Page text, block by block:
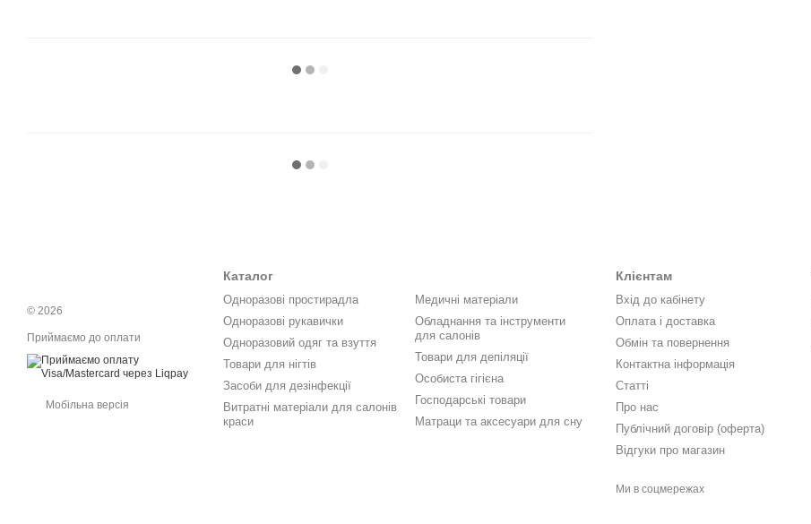
© 2026
Приймаємо до оплати
Мобільна версія
Каталог
Одноразові простирадла
Одноразові рукавички
Одноразовий одяг та взуття
Товари для нігтів
Засоби для дезінфекції
Витратні матеріали для салонів
краси
Медичні матеріали
Обладнання та інструменти
для салонів
Товари для депіляції
Особиста гігієна
Господарські товари
Матраци та аксесуари для сну
Клієнтам
Вхід до кабінету
Оплата і доставка
Обмін та повернення
Контактна інформація
Статті
Про нас
Публічний договір (оферта)
Відгуки про магазин
Ми в соцмережах